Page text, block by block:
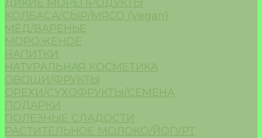
ДИКИЕ МОРЕПРОДУКТЫ
КОЛБАСА/СЫР/МЯСО (Vegan)
МЁД/ВАРЕНЬЕ
МОРОЖЕНОЕ
НАПИТКИ
НАТУРАЛЬНАЯ КОСМЕТИКА
ОВОЩИ/ФРУКТЫ
ОРЕХИ/СУХОФРУКТЫ/СЕМЕНА
ПОДАРКИ
ПОЛЕЗНЫЕ СЛАДОСТИ
РАСТИТЕЛЬНОЕ МОЛОКО/ЙОГУРТ